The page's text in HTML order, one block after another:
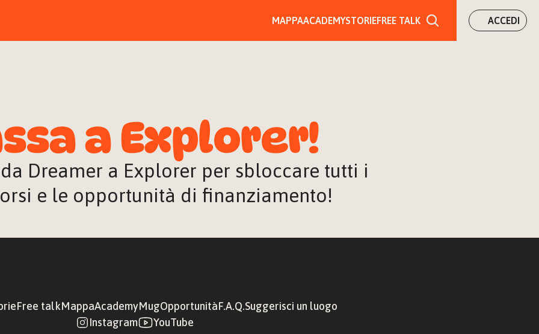
MAPPAACADEMYSTORIEFREE TALK ACCEDI
a Explorer!
Dreamer a Explorer per sbloccare tutti i
e le opportunità di finanziamento!
Free talkMappaAcademyMugOpportunitàF.A.Q.Suggerisci un luogo
Instagram
YouTube